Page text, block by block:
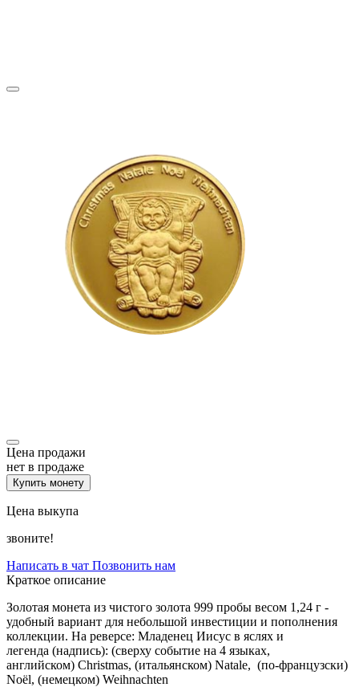
Цена продажи
нет в продаже
Купить монету
Цена выкупа
звоните!
Написать в чат Позвонить нам
Краткое описание
Золотая монета из чистого золота 999 пробы весом 1,24 г -
удобный вариант для небольшой инвестиции и пополнения
коллекции. На реверсе: Младенец Иисус в яслях и
легенда (надпись): (сверху событие на 4 языках,
английском) Christmas, (итальянском) Natale, (по-французски)
Noël, (немецком) Weihnachten